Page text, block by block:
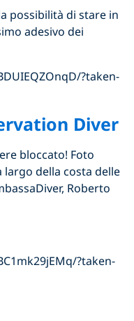
possibilità di stare in
adesivo dei
?taken-
Diver
bloccato! Foto
della costa delle
Roberto
?taken-